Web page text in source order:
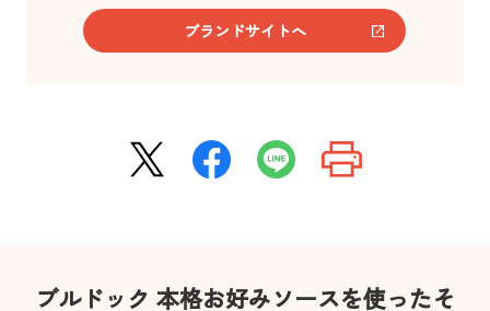
ブランドサイトへ
ブルドック 本格お好みソースを使ったそ